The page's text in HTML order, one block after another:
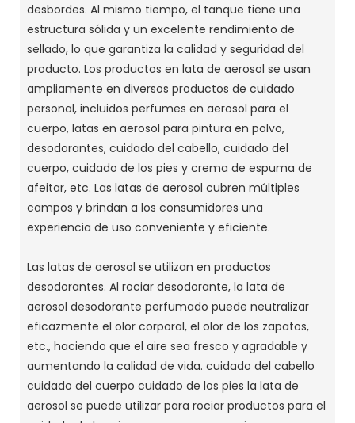
desbordes. Al mismo tiempo, el tanque tiene una
estructura sólida y un excelente rendimiento de
sellado, lo que garantiza la calidad y seguridad del
producto. Los productos en lata de aerosol se usan
ampliamente en diversos productos de cuidado
personal, incluidos perfumes en aerosol para el
cuerpo, latas en aerosol para pintura en polvo,
desodorantes, cuidado del cabello, cuidado del
cuerpo, cuidado de los pies y crema de espuma de
afeitar, etc. Las latas de aerosol cubren múltiples
campos y brindan a los consumidores una
experiencia de uso conveniente y eficiente.
Las latas de aerosol se utilizan en productos
desodorantes. Al rociar desodorante, la lata de
aerosol desodorante perfumado puede neutralizar
eficazmente el olor corporal, el olor de los zapatos,
etc., haciendo que el aire sea fresco y agradable y
aumentando la calidad de vida. cuidado del cabello
cuidado del cuerpo cuidado de los pies la lata de
aerosol se puede utilizar para rociar productos para el